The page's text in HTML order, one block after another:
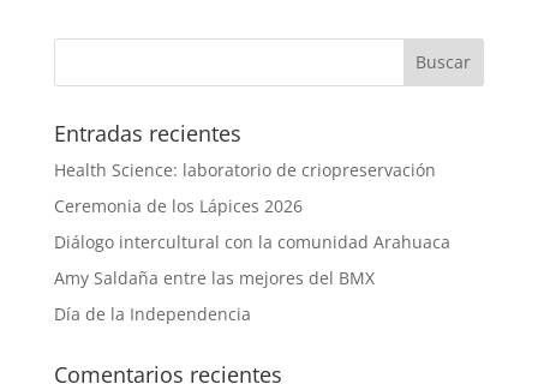
Entradas recientes
Health Science: laboratorio de criopreservación
Ceremonia de los Lápices 2026
Diálogo intercultural con la comunidad Arahuaca
Amy Saldaña entre las mejores del BMX
Día de la Independencia
Comentarios recientes